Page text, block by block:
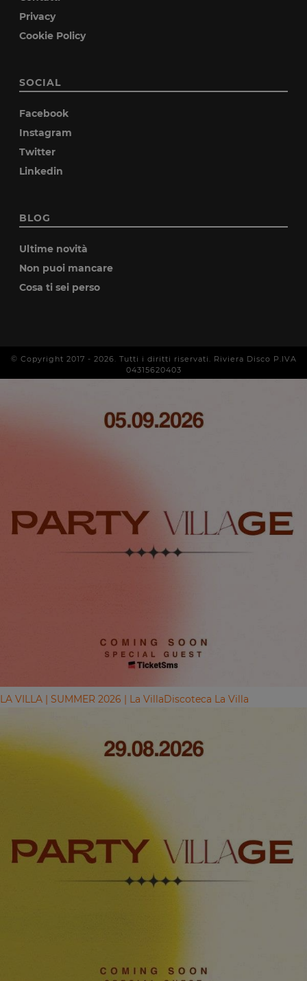
Privacy
Cookie Policy
SOCIAL
Facebook
Instagram
Twitter
Linkedin
BLOG
Ultime novità
Non puoi mancare
Cosa ti sei perso
© Copyright 2017 - 2026 . Tutti i diritti riservati. Riviera Disco P.IVA
04315620403
LA VILLA | SUMMER 2026 | La VillaDiscoteca La Villa